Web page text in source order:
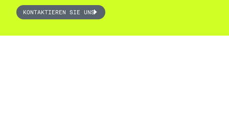
KONTAKTIEREN SIE UNS